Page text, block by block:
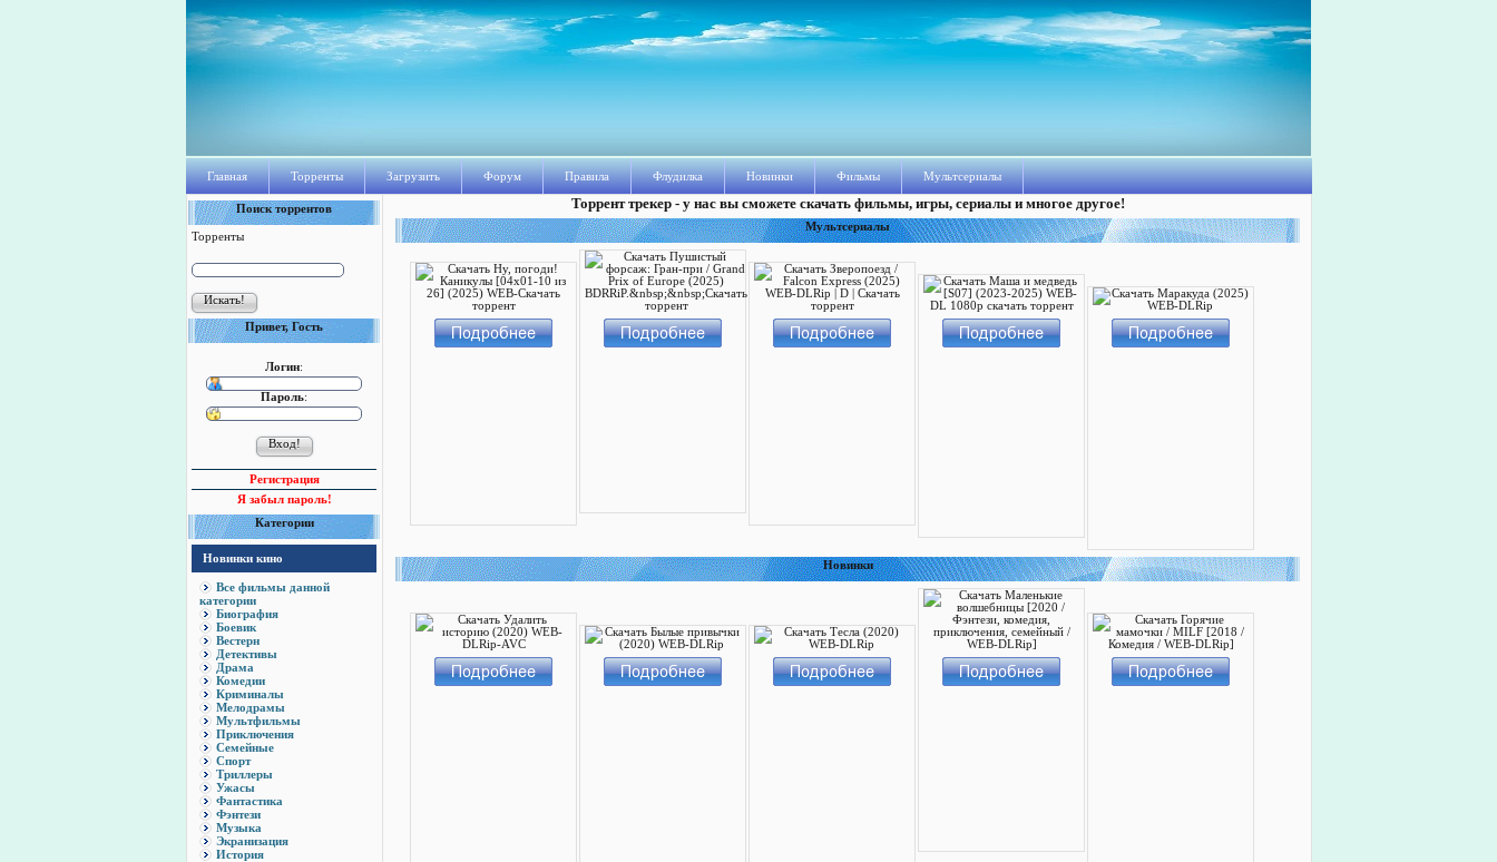
Главная Торренты Загрузить Форум Правила Флудилка Новинки Фильмы Мультсериалы
Поиск торрентов
Торренты
Привет, Гость
Логин:
Пароль:
Регистрация
Я забыл пароль!
Категории
Новинки кино
Все фильмы данной
категории
Биография
Боевик
Вестерн
Детективы
Драма
Комедии
Криминалы
Мелодрамы
Мультфильмы
Приключения
Семейные
Спорт
Триллеры
Ужасы
Фантастика
Фэнтези
Музыка
Экранизация
История
Торрент трекер - у нас вы сможете скачать фильмы, игры, сериалы и многое другое!
Мультсериалы
Новинки